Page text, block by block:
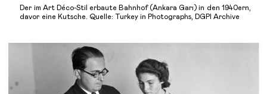
Der im Art Déco-Stil erbaute Bahnhof (Ankara Garı) in den 1940ern,
davor eine Kutsche. Quelle: Turkey in Photographs, DGPI Archive